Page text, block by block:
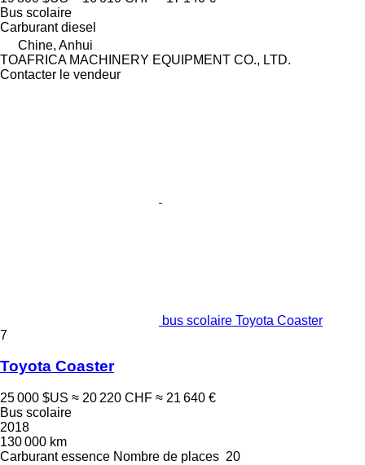
Bus scolaire
Carburant diesel
Chine, Anhui
TOAFRICA MACHINERY EQUIPMENT CO., LTD.
Contacter le vendeur
bus scolaire Toyota Coaster
7
Toyota Coaster
25 000 $US ≈ 20 220 CHF ≈ 21 640 €
Bus scolaire
2018
130 000 km
Carburant essence Nombre de places 20